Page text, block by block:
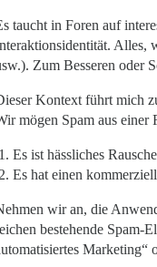
taucht in Foren auf
Alles,
Zum Besseren oder
Kontext führt mich
mögen Spam aus
Es ist hässliches
Es hat einen
wir an, die
bestehende Spam-